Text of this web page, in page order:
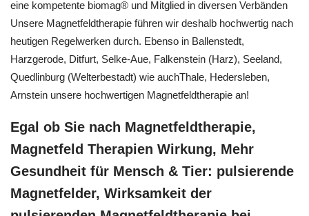
eine kompetente biomag® und Mitglied in diversen Verbänden
Unsere Magnetfeldtherapie führen wir deshalb hochwertig nach
heutigen Regelwerken durch. Ebenso in Ballenstedt,
Harzgerode, Ditfurt, Selke-Aue, Falkenstein (Harz), Seeland,
Quedlinburg (Welterbestadt) wie auchThale, Hedersleben,
Arnstein unsere hochwertigen Magnetfeldtherapie an!
Egal ob Sie nach Magnetfeldtherapie,
Magnetfeld Therapien Wirkung, Mehr
Gesundheit für Mensch & Tier: pulsierende
Magnetfelder, Wirksamkeit der